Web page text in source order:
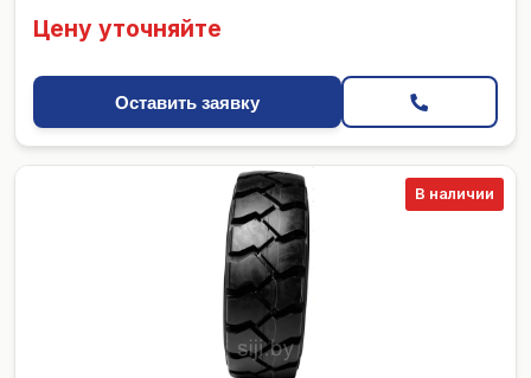
Цену уточняйте
Оставить заявку
В наличии